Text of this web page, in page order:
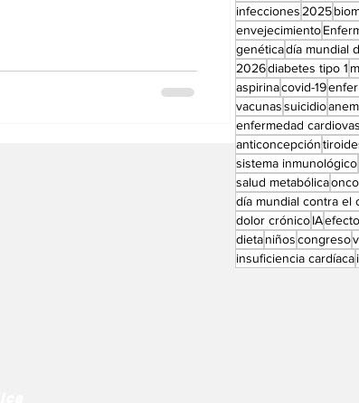
infecciones 2025
envejecimiento
genéticadía mundial
2026diabetes tipo 1
aspirinacovid-19
vacunassuicidio
enfermedad
anticoncepción
sistema inmunológico
salud metabólica
día mundial contra el
dolor crónicoIA
dietaniñoscongreso
insuficiencia cardíaca